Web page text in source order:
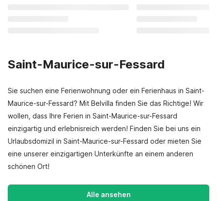
Saint-Maurice-sur-Fessard
Sie suchen eine Ferienwohnung oder ein Ferienhaus in Saint-
Maurice-sur-Fessard? Mit Belvilla finden Sie das Richtige! Wir
wollen, dass Ihre Ferien in Saint-Maurice-sur-Fessard
einzigartig und erlebnisreich werden! Finden Sie bei uns ein
Urlaubsdomizil in Saint-Maurice-sur-Fessard oder mieten Sie
eine unserer einzigartigen Unterkünfte an einem anderen
schönen Ort!
Alle ansehen